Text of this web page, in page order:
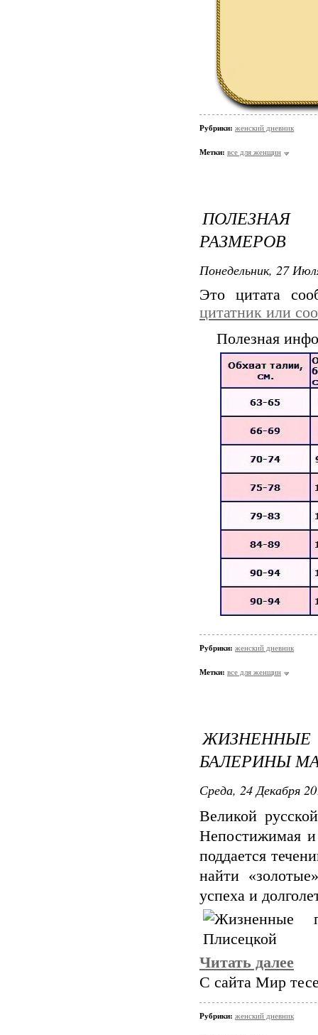
Рубрики: женский дневник
Метки: все для женщин
РАЗМЕРОВ
Понедельник, 27
Это цитата
цитатник или
Полезная
Рубрики: женский дневник
Метки: все для женщин
БАЛЕРИНЫ
Среда, 24 Декабря
Великой
Непостижимая и
поддается
найти
успеха и
Читать далее
С сайта Мир
Рубрики: женский дневник